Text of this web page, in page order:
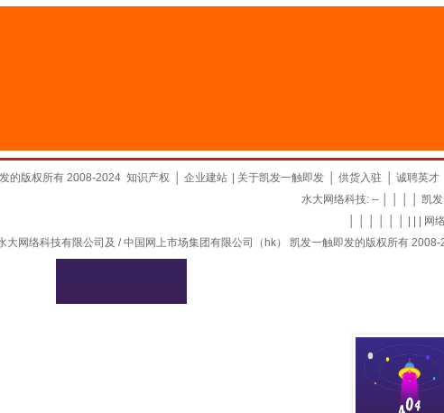
的版权所有 2008-2024 知识产权 企业建站 关于凯发一触即发 供货入驻 诚聘英才
水大网络科技: -- │ │ │ │ 凯
网
大网络科技有限公司及 / 中国网上市场集团有限公司（hk） 凯发一触即发的版权所有 2008-